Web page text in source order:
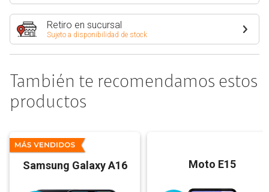
Retiro en sucursal
Sujeto a disponibilidad de stock
También te recomendamos estos
productos
Samsung Galaxy A16 Moto E15